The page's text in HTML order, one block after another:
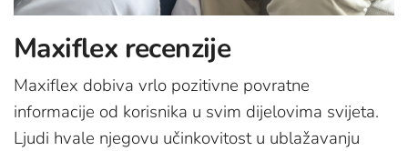
Maxiflex recenzije
Maxiflex dobiva vrlo pozitivne povratne
informacije od korisnika u svim dijelovima svijeta.
Ljudi hvale njegovu učinkovitost u ublažavanju